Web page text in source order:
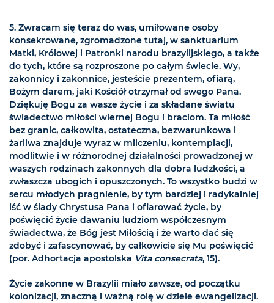
5. Zwracam się teraz do was, umiłowane osoby
konsekrowane, zgromadzone tutaj, w sanktuarium
Matki, Królowej i Patronki narodu brazylijskiego, a także
do tych, które są rozproszone po całym świecie. Wy,
zakonnicy i zakonnice, jesteście prezentem, ofiarą,
Bożym darem, jaki Kościół otrzymał od swego Pana.
Dziękuję Bogu za wasze życie i za składane światu
świadectwo miłości wiernej Bogu i braciom. Ta miłość
bez granic, całkowita, ostateczna, bezwarunkowa i
żarliwa znajduje wyraz w milczeniu, kontemplacji,
modlitwie i w różnorodnej działalności prowadzonej w
waszych rodzinach zakonnych dla dobra ludzkości, a
zwłaszcza ubogich i opuszczonych. To wszystko budzi w
sercu młodych pragnienie, by tym bardziej i radykalniej
iść w ślady Chrystusa Pana i ofiarować życie, by
poświęcić życie dawaniu ludziom współczesnym
świadectwa, że Bóg jest Miłością i że warto dać się
zdobyć i zafascynować, by całkowicie się Mu poświęcić
(por. Adhortacja apostolska Vita consecrata, 15).
Życie zakonne w Brazylii miało zawsze, od początku
kolonizacji, znaczną i ważną rolę w dziele ewangelizacji.